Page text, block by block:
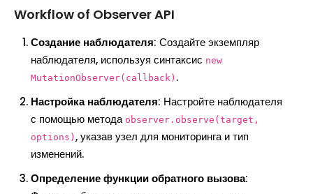
Workflow of Observer API
Создание наблюдателя: Создайте экземпляр
наблюдателя, используя синтаксис new
MutationObserver(callback) .
Настройка наблюдателя: Настройте наблюдателя
с помощью метода observer.observe(target,
options) , указав узел для мониторинга и тип
изменений.
Определение функции обратного вызова: